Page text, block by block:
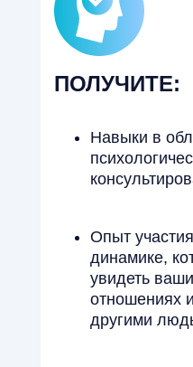
Навыки в
Опыт
динамике,
увидеть
отношениях
другими
ПОЛУЧИТЕ: